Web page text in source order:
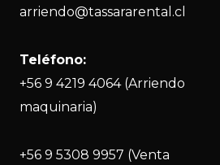
arriendo@tassararental.cl
Teléfono:
+56 9 4219 4064 (Arriendo
maquinaria)
+56 9 5308 9957 (Venta